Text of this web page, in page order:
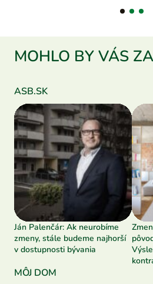
MOHLO BY VÁS
ASB.SK
Ján Palenčár: Ak neurobíme
zmeny, stále budeme najhorší
v dostupnosti bývania
MÔJ DOM